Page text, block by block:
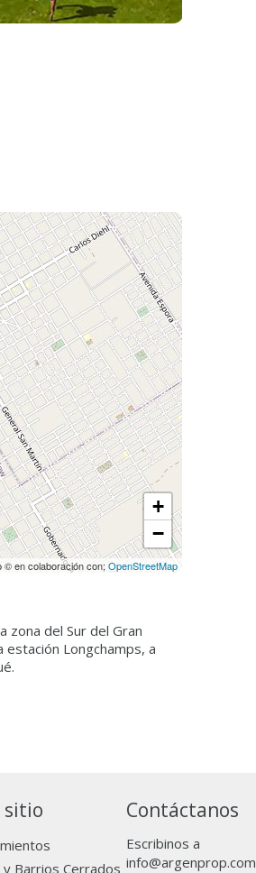
+
−
© en colaboración con;OpenStreetMap
zona del Sur del Gran
estación Longchamps, a
sitio
Barrios Cerrados
Contáctanos
Escribinos a
info@argenprop.com